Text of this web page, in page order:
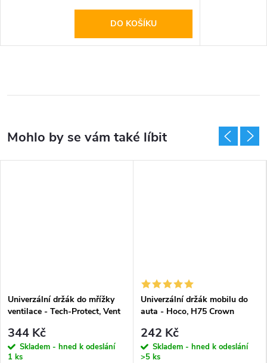
DO KOŠÍKU
Univerzální držák do mřížky
ventilace - Tech-Protect, Vent
344 Kč
Skladem - hned k odeslání
1 ks
Univerzální držák mobilu do
auta - Hoco, H75 Crown
242 Kč
Skladem - hned k odeslání
>5 ks